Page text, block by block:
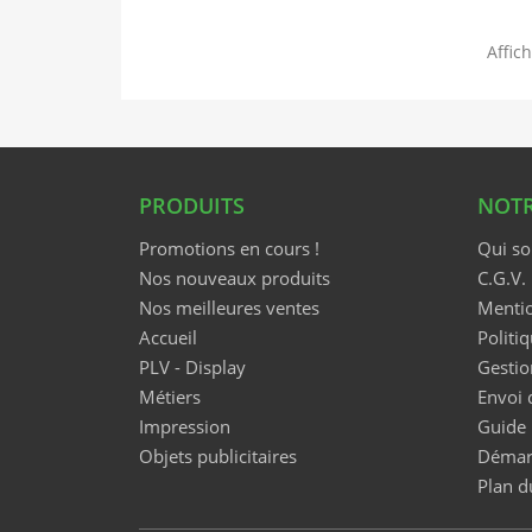
PRODUITS
Promotions en cours !
Nos nouveaux produits
Nos meilleures ventes
Accueil
PLV - Display
Métiers
Impression
Objets publicitaires
Qui
C.G.V.
Envoi
Guide
Plan